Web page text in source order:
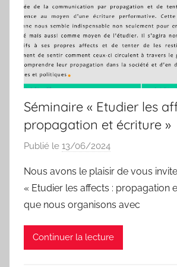
Séminaire « Etudier les
propagation et écriture »
Publié le 13/06/2024
r
I
s
a
b
Nous avons le plaisir de vous
« Etudier les affects : propagation
que nous organisons avec
Continuer la lecture